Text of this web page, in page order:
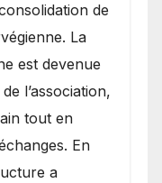
de
La
est devenue
l’association,
tout en
En
a